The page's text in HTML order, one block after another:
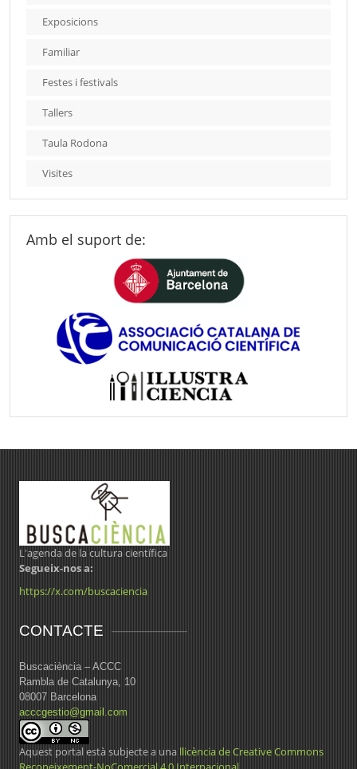
Exposicions
Familiar
Festes i festivals
Tallers
Taula Rodona
Visites
Amb el suport de:
L'agenda de la cultura científica
Segueix-nos a:
https://x.com/buscaciencia
CONTACTE
Buscaciència – ACCC
Rambla de Catalunya, 10
08007 Barcelona
acccgestio@gmail.com
Aquest portal està subjecte a una llicència de Creative Commons